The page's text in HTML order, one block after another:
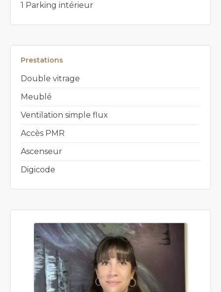
1 Parking intérieur
Prestations
Double vitrage
Meublé
Ventilation simple flux
Accès PMR
Ascenseur
Digicode